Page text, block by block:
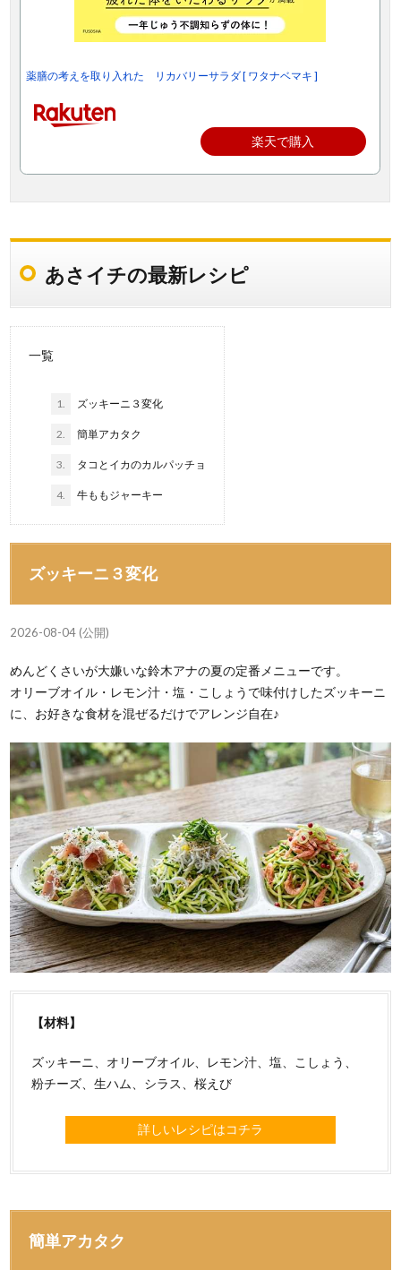
薬膳の考えを取り入れた リカバリーサラダ [ ワタナベマキ ]
楽天で購入
あさイチの最新レシピ
一覧
1. ズッキーニ３変化
2. 簡単アカタク
3. タコとイカのカルパッチョ
4. 牛ももジャーキー
ズッキーニ３変化
2026-08-04 (公開)
めんどくさいが大嫌いな鈴木アナの夏の定番メニューです。
オリーブオイル・レモン汁・塩・こしょうで味付けしたズッキーニ
に、お好きな食材を混ぜるだけでアレンジ自在♪
【材料】
ズッキーニ、オリーブオイル、レモン汁、塩、こしょう、
粉チーズ、生ハム、シラス、桜えび
詳しいレシピはコチラ
簡単アカタク